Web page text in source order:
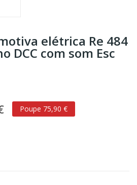
elétrica Re 484
DCC com som Esc
Poupe 75,90 €